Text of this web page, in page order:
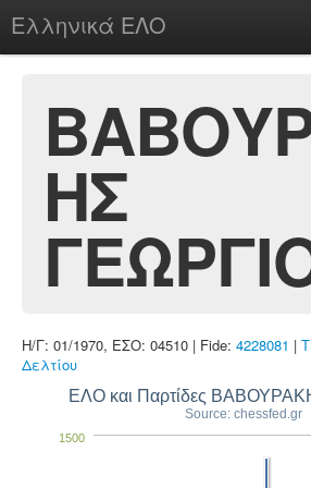
Ελληνικά ΕΛΟ
chesstu.be @ discord
LoginΗΣ
Η/Γ: 01/1970, ΕΣΟ: 04510 | Fide: 4228081 |
Δελτίου
Source: chessfed.gr
1500